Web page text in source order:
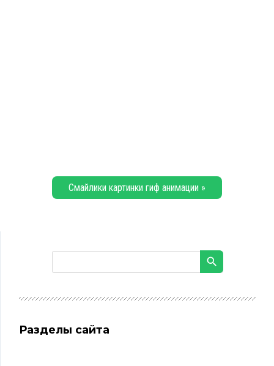
Смайлики картинки гиф анимации »
Разделы сайта